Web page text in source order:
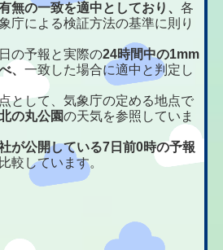
無の一致を適中としており、各
庁による検証方法の基準に則り
の予報と実際の24時間中の1mm
、一致した場合に適中と判定し
として、気象庁の定める地点で
の丸公園の天気を参照していま
が公開している7日前0時の予報
較しています。